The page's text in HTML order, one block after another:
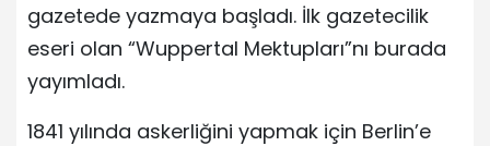
gazetede yazmaya başladı. İlk gazetecilik
eseri olan “Wuppertal Mektupları”nı burada
yayımladı.
1841 yılında askerliğini yapmak için Berlin’e